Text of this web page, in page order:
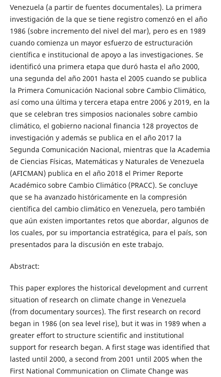
Venezuela (a partir de fuentes documentales). La primera
investigación de la que se tiene registro comenzó en el año
1986 (sobre incremento del nivel del mar), pero es en 1989
cuando comienza un mayor esfuerzo de estructuración
científica e institucional de apoyo a las investigaciones. Se
identificó una primera etapa que duró hasta el año 2000,
una segunda del año 2001 hasta el 2005 cuando se publica
la Primera Comunicación Nacional sobre Cambio Climático,
así como una última y tercera etapa entre 2006 y 2019, en la
que se celebran tres simposios nacionales sobre cambio
climático, el gobierno nacional financia 128 proyectos de
investigación y además se publica en el año 2017 la
Segunda Comunicación Nacional, mientras que la Academia
de Ciencias Físicas, Matemáticas y Naturales de Venezuela
(AFICMAN) publica en el año 2018 el Primer Reporte
Académico sobre Cambio Climático (PRACC). Se concluye
que se ha avanzado históricamente en la compresión
científica del cambio climático en Venezuela, pero también
que aún existen importantes retos que abordar, algunos de
los cuales, por su importancia estratégica, para el país, son
presentados para la discusión en este trabajo.
Abstract:
This paper explores the historical development and current
situation of research on climate change in Venezuela
(from documentary sources). The first research on record
began in 1986 (on sea level rise), but it was in 1989 when a
greater effort to structure scientific and institutional
support for research began. A first stage was identified that
lasted until 2000, a second from 2001 until 2005 when the
First National Communication on Climate Change was